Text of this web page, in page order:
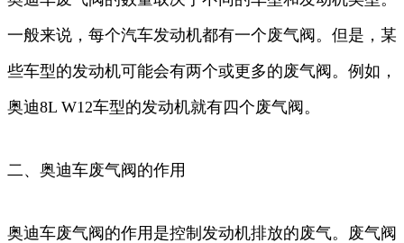
一般来说，每个汽车发动机都有一个废气阀。但是，某
些车型的发动机可能会有两个或更多的废气阀。例如，
奥迪8L W12车型的发动机就有四个废气阀。
二、奥迪车废气阀的作用
奥迪车废气阀的作用是控制发动机排放的废气。废气阀